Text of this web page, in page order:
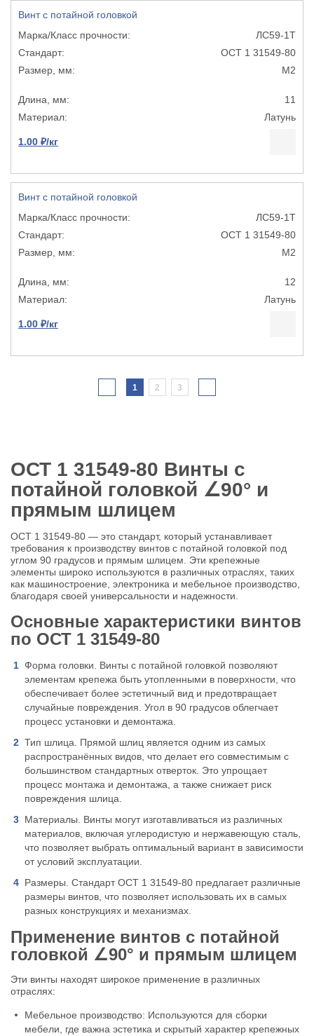
Винт с потайной головкой
ЛС59-1Т
ОСТ 1 31549-80
М2
11
Латунь
1.00 ₽/кг
Винт с потайной головкой
ЛС59-1Т
ОСТ 1 31549-80
М2
12
Латунь
1.00 ₽/кг
1 2 3
ОСТ 1 31549-80 Винты с
потайной головкой ∠90° и
прямым шлицем
ОСТ 1 31549-80 — это стандарт, который устанавливает
требования к производству винтов с потайной головкой под
углом 90 градусов и прямым шлицем. Эти крепежные
элементы широко используются в различных отраслях, таких
как машиностроение, электроника и мебельное производство,
благодаря своей универсальности и надежности.
Основные характеристики винтов
по ОСТ 1 31549-80
Форма головки. Винты с потайной головкой позволяют
элементам крепежа быть утопленными в поверхности, что
обеспечивает более эстетичный вид и предотвращает
случайные повреждения. Угол в 90 градусов облегчает
процесс установки и демонтажа.
Тип шлица. Прямой шлиц является одним из самых
распространённых видов, что делает его совместимым с
большинством стандартных отверток. Это упрощает
процесс монтажа и демонтажа, а также снижает риск
повреждения шлица.
Материалы. Винты могут изготавливаться из различных
материалов, включая углеродистую и нержавеющую сталь,
что позволяет выбрать оптимальный вариант в зависимости
от условий эксплуатации.
Размеры. Стандарт ОСТ 1 31549-80 предлагает различные
размеры винтов, что позволяет использовать их в самых
разных конструкциях и механизмах.
Применение винтов с потайной
головкой ∠90° и прямым шлицем
Эти винты находят широкое применение в различных
отраслях:
Мебельное производство: Используются для сборки
мебели, где важна эстетика и скрытый характер крепежных